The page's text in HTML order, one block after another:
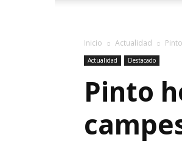
Inicio Actualidad
Actualidad Destacado
Pinto